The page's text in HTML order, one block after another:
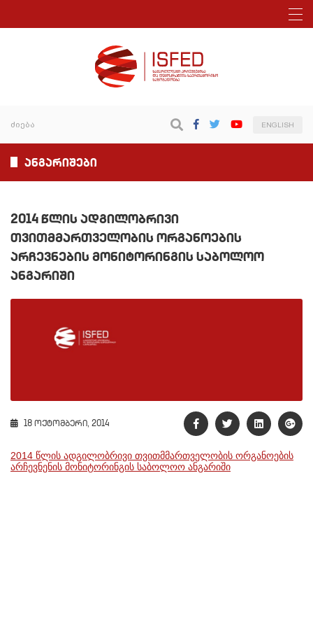
ENGLISH
ანგარიშები
2014 წლის ადგილობრივი
თვითმმართველობის ორგანოების
არჩევნების მონიტორინგის საბოლოო
ანგარიში
18 ოქტომბერი, 2014
2014 წლის ადგილობრივი თვითმმართველობის ორგანოების
არჩევნენის მონიტორინგის საბოლოო ანგარიში